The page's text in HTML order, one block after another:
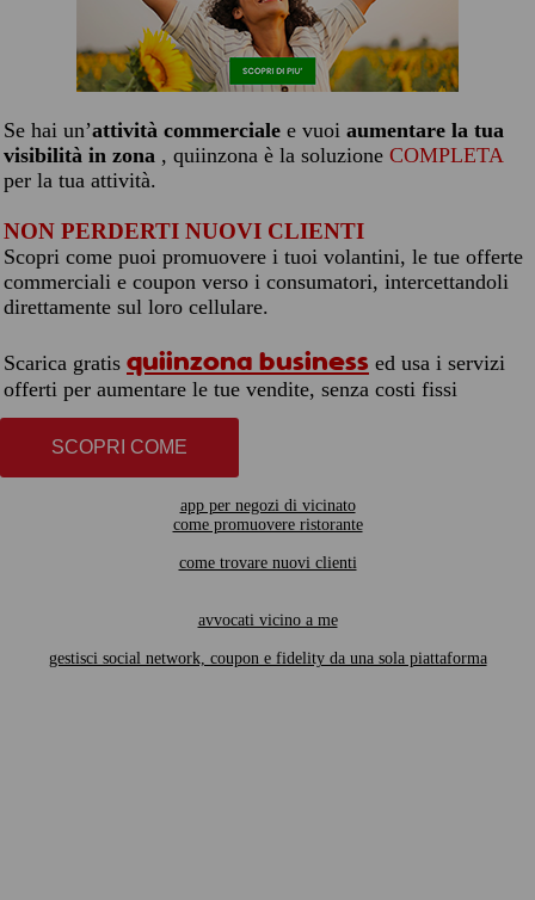
Se hai un’attività commerciale e vuoi aumentare la tua
visibilità in zona , quiinzona è la soluzione COMPLETA
per la tua attività.
NON PERDERTI NUOVI CLIENTI
Scopri come puoi promuovere i tuoi volantini, le tue offerte
commerciali e coupon verso i consumatori, intercettandoli
direttamente sul loro cellulare.
Scarica gratis quiinzona business ed usa i servizi
offerti per aumentare le tue vendite, senza costi fissi
SCOPRI COME
app per negozi di vicinato
come promuovere ristorante
come trovare nuovi clienti
avvocati vicino a me
gestisci social network, coupon e fidelity da una sola piattaforma